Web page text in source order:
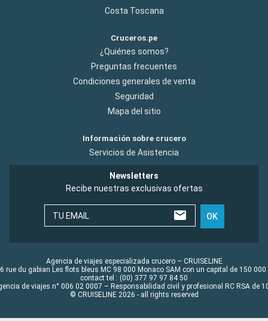
Costa Toscana
Cruceros.pe
¿Quiénes somos?
Preguntas frecuentes
Condiciones generales de venta
Seguridad
Mapa del sitio
Información sobre crucero
Servicios de Asistencia
Newsletters
Recibe nuestras exclusivas ofertas
TU EMAIL OK
Agencia de viajes especializada crucero – CRUISELINE
rue du gabian Les flots bleus MC 98 000 Monaco SAM con un capital de 150 000
contact tel : (00) 377 97 97 84 50
de viajes n° 006 02 0007 – Responsabilidad civil y profesional RC RSA de
© CRUISELINE 2026 - all rights reserved